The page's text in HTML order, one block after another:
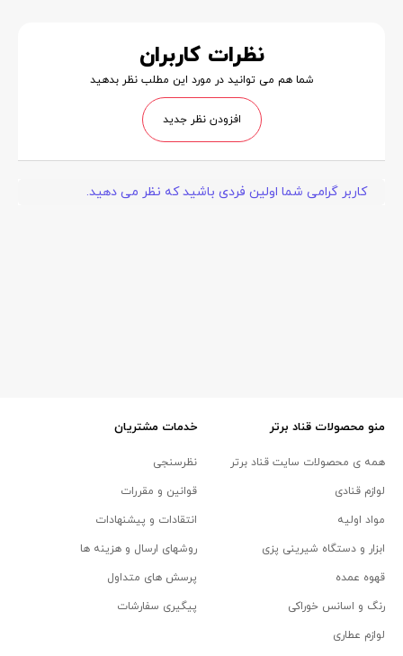
نظرات کاربران
شما هم می توانید در مورد این مطلب نظر بدهید
افزودن نظر جدید
کاربر گرامی شما اولین فردی باشید که نظر می دهید.
منو محصولات قناد برتر
همه ی محصولات سایت قناد برتر
لوازم قنادی
مواد اولیه
ابزار و دستگاه شیرینی پزی
قهوه عمده
رنگ و اسانس خوراکی
لوازم عطاری
خدمات مشتریان
نظرسنجی
قوانین و مقررات
انتقادات و پیشنهادات
روشهای ارسال و هزینه ها
پرسش های متداول
پیگیری سفارشات